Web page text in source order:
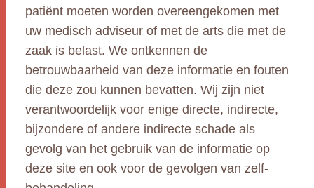
patiënt moeten worden overeengekomen met
uw medisch adviseur of met de arts die met de
zaak is belast. We ontkennen de
betrouwbaarheid van deze informatie en fouten
die deze zou kunnen bevatten. Wij zijn niet
verantwoordelijk voor enige directe, indirecte,
bijzondere of andere indirecte schade als
gevolg van het gebruik van de informatie op
deze site en ook voor de gevolgen van zelf-